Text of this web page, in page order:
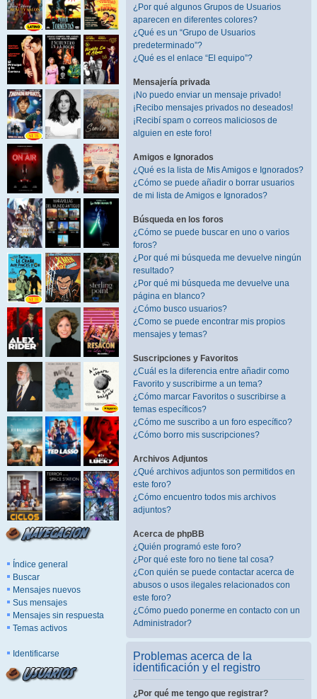
Índice general
Buscar
Mensajes nuevos
Sus mensajes
Mensajes sin respuesta
Temas activos
Identificarse
¿Por qué algunos Grupos de Usuarios
aparecen en diferentes colores?
¿Qué es un “Grupo de Usuarios
predeterminado”?
¿Qué es el enlace “El equipo”?
Mensajería privada
¡No puedo enviar un mensaje privado!
¡Recibo mensajes privados no deseados!
¡Recibí spam o correos maliciosos de
alguien en este foro!
Amigos e Ignorados
¿Qué es la lista de Mis Amigos e Ignorados?
¿Cómo se puede añadir o borrar usuarios
de mi lista de Amigos e Ignorados?
Búsqueda en los foros
¿Cómo se puede buscar en uno o varios
foros?
¿Por qué mi búsqueda me devuelve ningún
resultado?
¿Por qué mi búsqueda me devuelve una
página en blanco?
¿Cómo busco usuarios?
¿Como se puede encontrar mis propios
mensajes y temas?
Suscripciones y Favoritos
¿Cuál es la diferencia entre añadir como
Favorito y suscribirme a un tema?
¿Cómo marcar Favoritos o suscribirse a
temas específicos?
¿Cómo me suscribo a un foro específico?
¿Cómo borro mis suscripciones?
Archivos Adjuntos
¿Qué archivos adjuntos son permitidos en
este foro?
¿Cómo encuentro todos mis archivos
adjuntos?
Acerca de phpBB
¿Quién programó este foro?
¿Por qué este foro no tiene tal cosa?
¿Con quién se puede contactar acerca de
abusos o usos ilegales relacionados con
este foro?
¿Cómo puedo ponerme en contacto con un
Administrador?
Problemas acerca de la
identificación y el registro
¿Por qué me tengo que registrar?